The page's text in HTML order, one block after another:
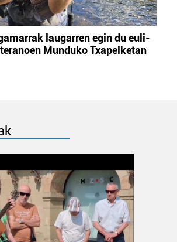
laugarren egin du euli-
Munduko Txapelketan